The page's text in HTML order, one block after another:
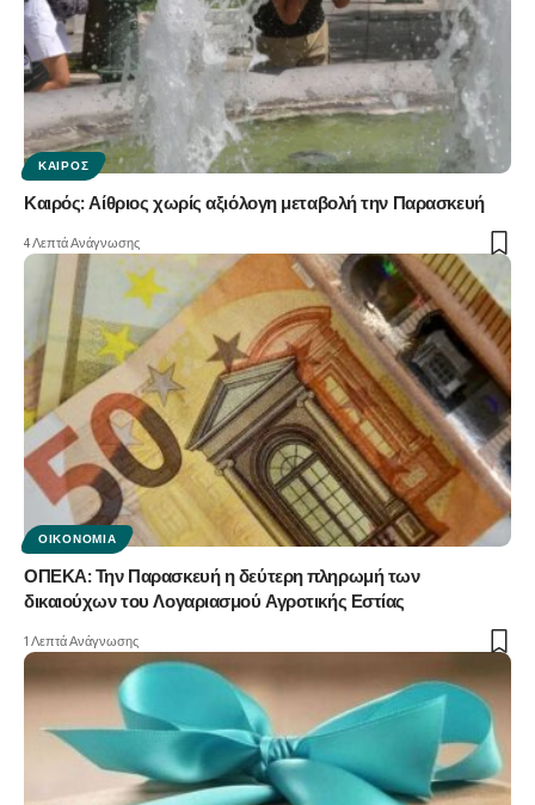
ΚΑΙΡΌΣ
Καιρός: Αίθριος χωρίς αξιόλογη μεταβολή την Παρασκευή
4 Λεπτά Ανάγνωσης
ΟΙΚΟΝΟΜΊΑ
ΟΠΕΚΑ: Την Παρασκευή η δεύτερη πληρωμή των
δικαιούχων του Λογαριασμού Αγροτικής Εστίας
1 Λεπτά Ανάγνωσης